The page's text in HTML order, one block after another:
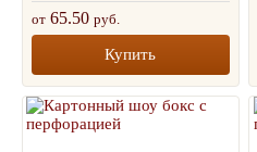
от 65.50 руб.
Купить